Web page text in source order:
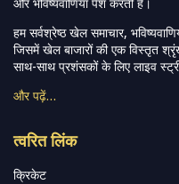
हम सर्वश्रेष्ठ खेल समाचार,
जिसमें खेल बाजारों की एक विस्तृत
साथ-साथ प्रशंसकों के लिए लाइव
और पढ़ें…
त्वरित लिंक
क्रिकेट